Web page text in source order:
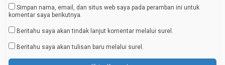
Simpan nama, email, dan situs web saya pada peramban ini untuk
komentar saya berikutnya.
Beritahu saya akan tindak lanjut komentar melalui surel.
Beritahu saya akan tulisan baru melalui surel.